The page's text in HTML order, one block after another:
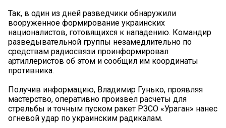
Так, в один из дней разведчики обнаружили
вооруженное формирование украинских
националистов, готовящихся к нападению. Командир
разведывательной группы незамедлительно по
средствам радиосвязи проинформировал
артиллеристов об этом и сообщил им координаты
противника.
Получив информацию, Владимир Гунько, проявляя
мастерство, оперативно произвел расчеты для
стрельбы и точным пуском ракет РЗСО «Ураган» нанес
огневой удар по украинским радикалам.